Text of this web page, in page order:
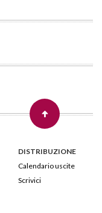
DISTRIBUZIONE
Calendario uscite
Scrivici